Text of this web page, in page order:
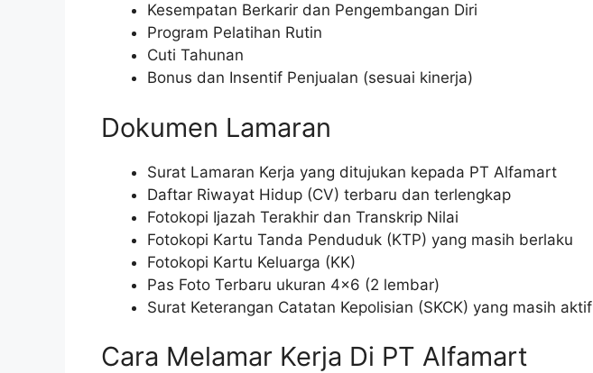
Kesempatan Berkarir dan Pengembangan Diri
Program Pelatihan Rutin
Cuti Tahunan
Bonus dan Insentif Penjualan (sesuai kinerja)
Dokumen Lamaran
Surat Lamaran Kerja yang ditujukan kepada PT Alfamart
Daftar Riwayat Hidup (CV) terbaru dan terlengkap
Fotokopi Ijazah Terakhir dan Transkrip Nilai
Fotokopi Kartu Tanda Penduduk (KTP) yang masih berlaku
Fotokopi Kartu Keluarga (KK)
Pas Foto Terbaru ukuran 4×6 (2 lembar)
Surat Keterangan Catatan Kepolisian (SKCK) yang masih aktif
Cara Melamar Kerja Di PT Alfamart